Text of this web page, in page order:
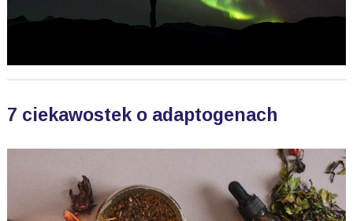
7 ciekawostek o adaptogenach